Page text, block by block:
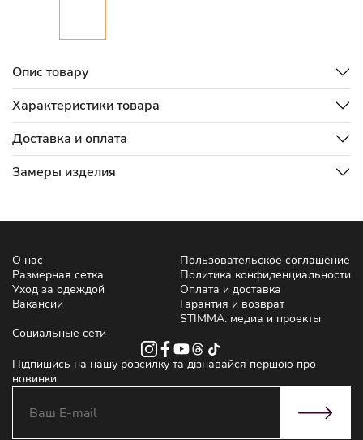
Опис товару
Характеристики товара
Доставка и оплата
Замеры изделия
О нас
Размерная сетка
Уход за одеждой
Вакансии
Пользовательское соглашение
Политика конфиденциальности
Оплата и доставка
Гарантия и возврат
STIMMA: медиа и проекты
Социальные сети
Підпишись на нашу розсилку та дізнавайся першою про
новинки